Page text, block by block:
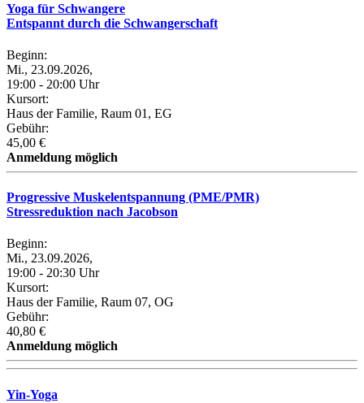
Yoga für Schwangere
Entspannt durch die Schwangerschaft
Beginn:
Mi., 23.09.2026,
19:00 - 20:00 Uhr
Kursort:
Haus der Familie, Raum 01, EG
Gebühr:
45,00 €
Anmeldung möglich
Progressive Muskelentspannung (PME/PMR)
Stressreduktion nach Jacobson
Beginn:
Mi., 23.09.2026,
19:00 - 20:30 Uhr
Kursort:
Haus der Familie, Raum 07, OG
Gebühr:
40,80 €
Anmeldung möglich
Yin-Yoga